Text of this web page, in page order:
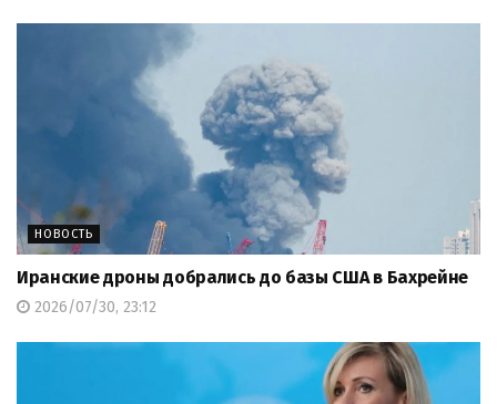
НОВОСТЬ
Иранские дроны добрались до базы США в Бахрейне
2026/07/30, 23:12